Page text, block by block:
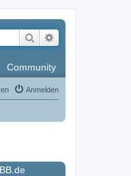
Suche
Community
Anmelden